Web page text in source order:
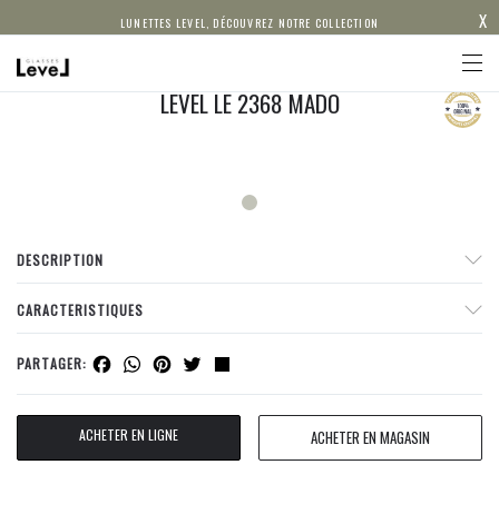
LUNETTES LEVEL, DÉCOUVREZ NOTRE COLLECTION X
LEVEL LE 2368 MADO
DESCRIPTION
CARACTERISTIQUES
PARTAGER: Facebook
WhatsApp
Pinterest
Twitter
ACHETER EN LIGNE ACHETER EN MAGASIN